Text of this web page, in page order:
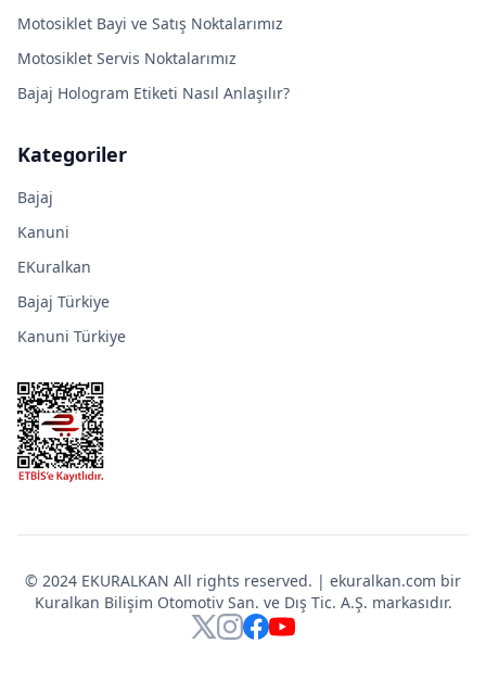
Motosiklet Bayi ve Satış Noktalarımız
Motosiklet Servis Noktalarımız
Bajaj Hologram Etiketi Nasıl Anlaşılır?
Kategoriler
Bajaj
Kanuni
EKuralkan
Bajaj Türkiye
Kanuni Türkiye
© 2024 EKURALKAN All rights reserved. | ekuralkan.com bir
Kuralkan Bilişim Otomotiv San. ve Dış Tic. A.Ş. markasıdır.